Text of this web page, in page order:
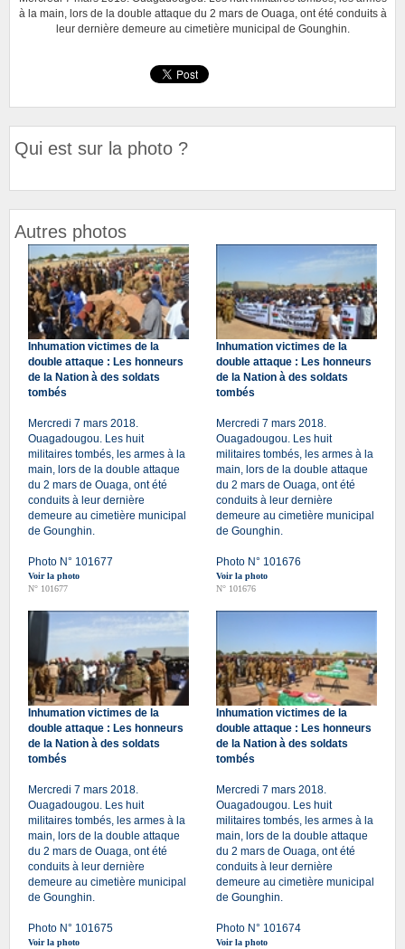
à la main, lors de la double attaque du 2 mars de Ouaga, ont été conduits à
leur dernière demeure au cimetière municipal de Gounghin.
Qui est sur la photo ?
Autres photos
Inhumation victimes de la
double attaque : Les honneurs
de la Nation à des soldats
tombés
Mercredi 7 mars 2018.
Ouagadougou. Les huit
militaires tombés, les armes à la
main, lors de la double attaque
du 2 mars de Ouaga, ont été
conduits à leur dernière
demeure au cimetière municipal
de Gounghin.
Photo N° 101677
Voir la photo
N° 101677
Inhumation victimes de la
double attaque : Les honneurs
de la Nation à des soldats
tombés
Mercredi 7 mars 2018.
Ouagadougou. Les huit
militaires tombés, les armes à la
main, lors de la double attaque
du 2 mars de Ouaga, ont été
conduits à leur dernière
demeure au cimetière municipal
de Gounghin.
Photo N° 101676
Voir la photo
N° 101676
Inhumation victimes de la
double attaque : Les honneurs
de la Nation à des soldats
tombés
Mercredi 7 mars 2018.
Ouagadougou. Les huit
militaires tombés, les armes à la
main, lors de la double attaque
du 2 mars de Ouaga, ont été
conduits à leur dernière
demeure au cimetière municipal
de Gounghin.
Photo N° 101675
Voir la photo
Inhumation victimes de la
double attaque : Les honneurs
de la Nation à des soldats
tombés
Mercredi 7 mars 2018.
Ouagadougou. Les huit
militaires tombés, les armes à la
main, lors de la double attaque
du 2 mars de Ouaga, ont été
conduits à leur dernière
demeure au cimetière municipal
de Gounghin.
Photo N° 101674
Voir la photo